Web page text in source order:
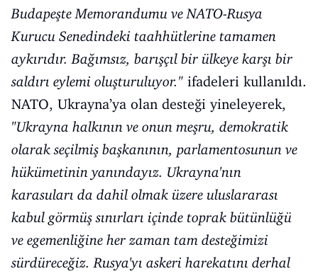
Budapeşte Memorandumu ve NATO-Rusya
Kurucu Senedindeki taahhütlerine tamamen
aykırıdır. Bağımsız, barışçıl bir ülkeye karşı bir
saldırı eylemi oluşturuluyor." ifadeleri kullanıldı.
NATO, Ukrayna’ya olan desteği yineleyerek,
"Ukrayna halkının ve onun meşru, demokratik
olarak seçilmiş başkanının, parlamentosunun ve
hükümetinin yanındayız. Ukrayna'nın
karasuları da dahil olmak üzere uluslararası
kabul görmüş sınırları içinde toprak bütünlüğü
ve egemenliğine her zaman tam desteğimizi
sürdüreceğiz. Rusya'yı askeri harekatını derhal